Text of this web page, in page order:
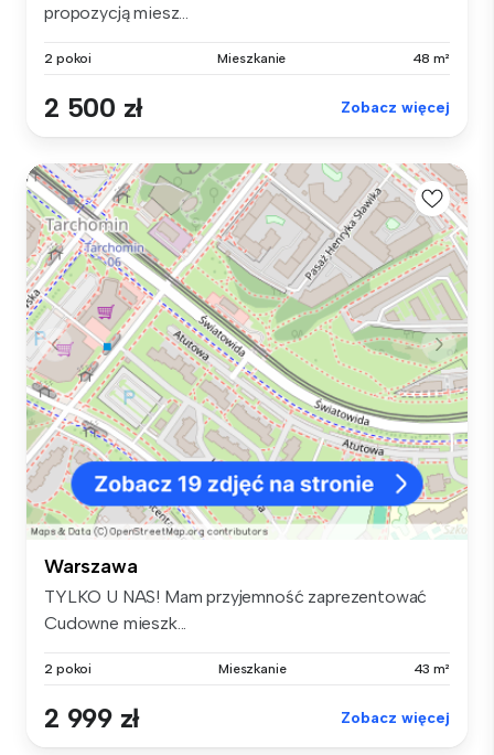
propozycją miesz...
2 pokoi Mieszkanie 48 m²
2 500 zł Zobacz więcej
Warszawa
TYLKO U NAS! Mam przyjemność zaprezentować
Cudowne mieszk...
2 pokoi Mieszkanie 43 m²
2 999 zł Zobacz więcej